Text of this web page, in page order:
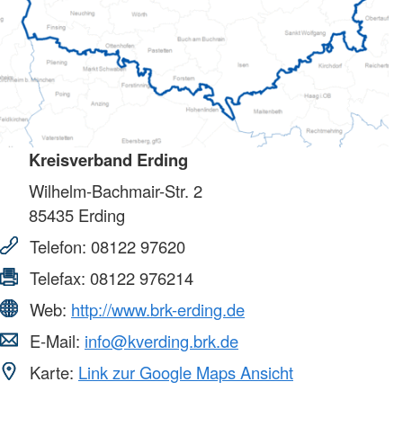
Kreisverband Erding
Wilhelm-Bachmair-Str. 2
85435 Erding
Telefon: 08122 97620
Telefax: 08122 976214
Web: http://www.brk-erding.de
E-Mail: info@kverding.brk.de
Karte: Link zur Google Maps Ansicht